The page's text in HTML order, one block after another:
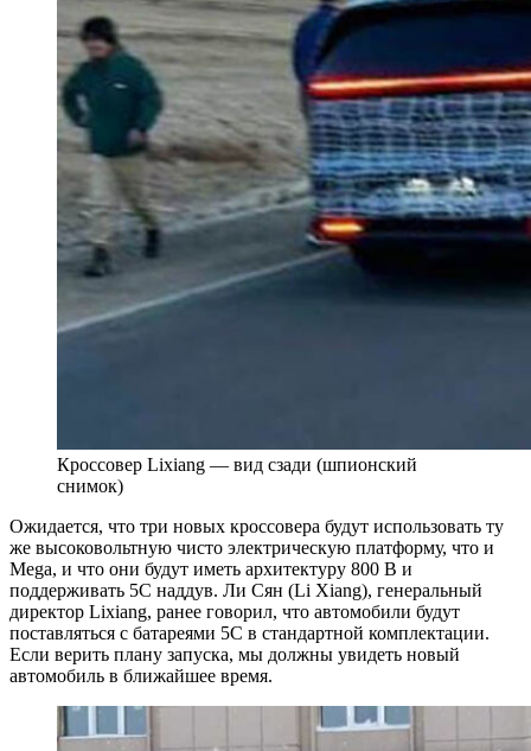
Кроссовер Lixiang — вид сзади (шпионский
снимок)
Ожидается, что три новых кроссовера будут использовать ту
же высоковольтную чисто электрическую платформу, что и
Mega, и что они будут иметь архитектуру 800 В и
поддерживать 5C наддув. Ли Сян (Li Xiang), генеральный
директор Lixiang, ранее говорил, что автомобили будут
поставляться с батареями 5C в стандартной комплектации.
Если верить плану запуска, мы должны увидеть новый
автомобиль в ближайшее время.